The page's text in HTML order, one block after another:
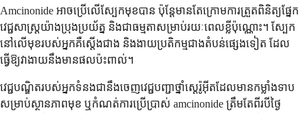
Amcinonide អាចប្រើលើស្បែកមុខបាន ប៉ុន្តែមានតែក្រោមការត្រួតពិនិត្យផ្នែក
វេជ្ជសាស្ត្រយ៉ាងប្រុងប្រយ័ត្ន និងជាធម្មតាសម្រាប់រយៈពេលខ្លីប៉ុណ្ណោះ។ ស្បែក
នៅលើមុខរបស់អ្នកគឺស្តើងជាង និងងាយប្រតិកម្មជាងតំបន់ផ្សេងទៀត ដែល
ធ្វើឱ្យវាងាយនឹងមានផលប៉ះពាល់។
វេជ្ជបណ្ឌិតរបស់អ្នកទំនងជានឹងចេញវេជ្ជបញ្ជាថ្នាំស្តេរ៉ូអ៊ីតដែលមានកម្លាំងទាប
សម្រាប់ស្ថានភាពមុខ ឬកំណត់ការប្រើប្រាស់ amcinonide ត្រឹមតែពីរបីថ្ងៃ